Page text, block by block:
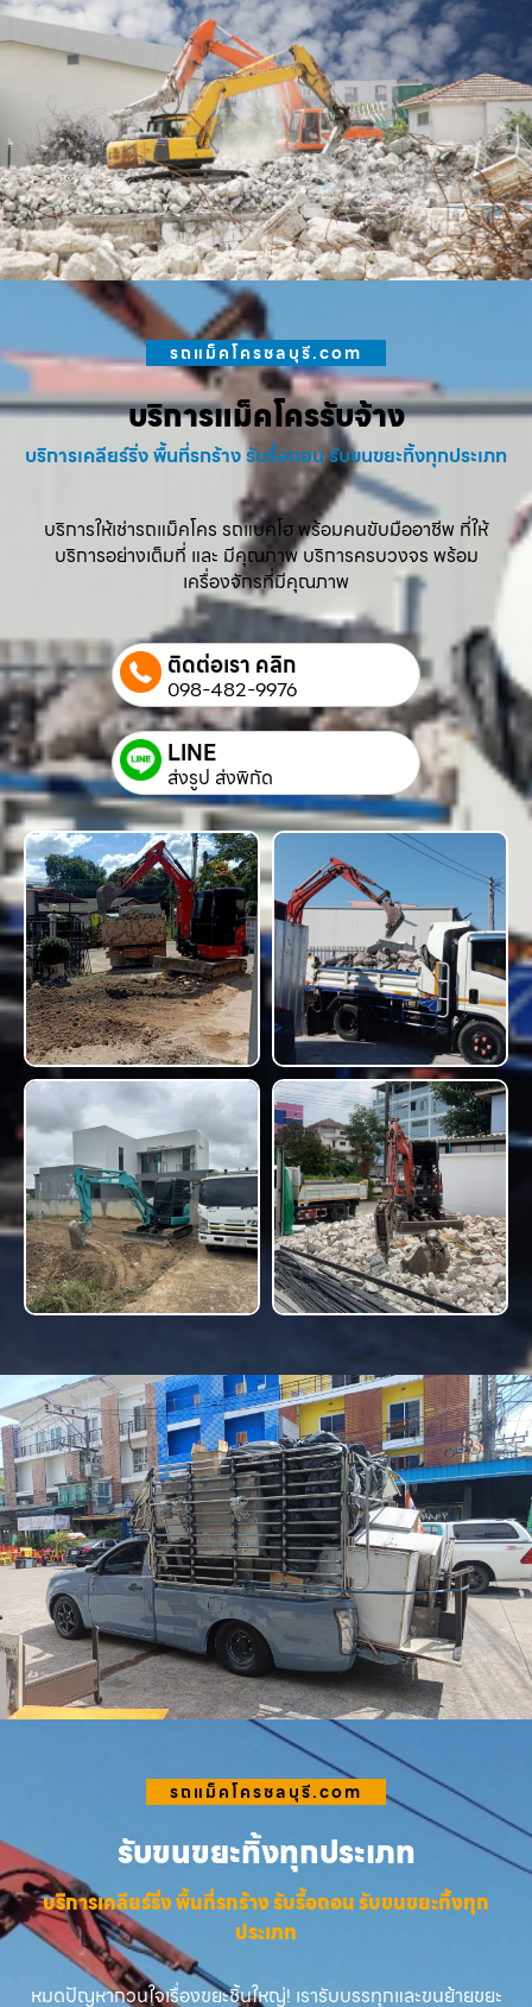
รถแม็คโครชลบุรี.com
บริการแม็คโครรับจ้าง
บริการเคลียร์ริ่ง พื้นที่รกร้าง รับรื้อถอน รับขนขยะทิ้งทุกประเภท
บริการให้เช่ารถแม็คโคร รถแบคโฮ พร้อมคนขับมืออาชีพ ที่ให้
บริการอย่างเต็มที่ และ มีคุณภาพ บริการครบวงจร พร้อม
เครื่องจักรที่มีคุณภาพ
ติดต่อเรา คลิก
098-482-9976
LINE
ส่งรูป ส่งพิกัด
รถแม็คโครชลบุรี.com
รับขนขยะทิ้งทุกประเภท
บริการเคลียร์ริ่ง พื้นที่รกร้าง รับรื้อถอน รับขนขยะทิ้งทุก
ประเภท
หมดปัญหากวนใจเรื่องขยะชิ้นใหญ่! เรารับบรรทุกและขนย้ายขยะ